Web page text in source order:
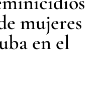
mujeres
en el